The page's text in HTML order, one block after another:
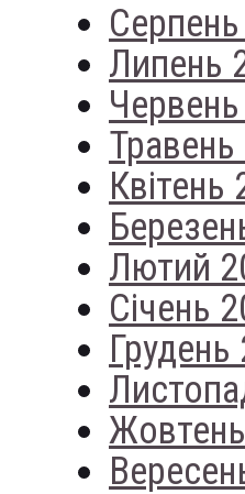
Липень
Квітень
Лютий
Січень
Грудень